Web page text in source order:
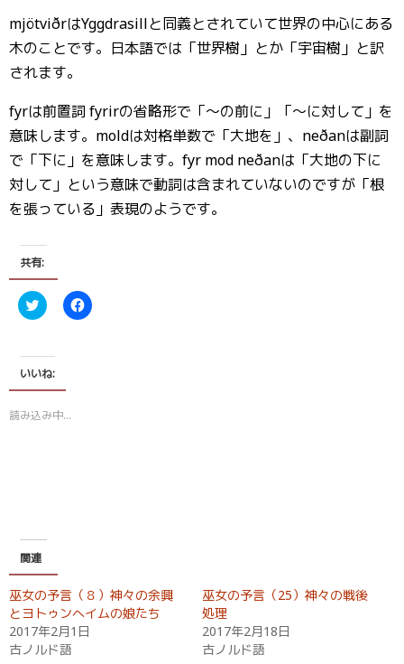
mjötviðrはYggdrasillと同義とされていて世界の中心にある
木のことです。日本語では「世界樹」とか「宇宙樹」と訳
されます。
fyrは前置詞 fyrirの省略形で「〜の前に」「〜に対して」を
意味します。moldは対格単数で「大地を」、neðanは副詞
で「下に」を意味します。fyr mod neðanは「大地の下に
対して」という意味で動詞は含まれていないのですが「根
を張っている」表現のようです。
共有:
ク
リ
て
T
i
t
t
ウ
ン
ド
で
き
ま
す
)
F
a
(
新
し
い
いいね:
読み込み中…
関連
巫女の予言（８）神々の余興
とヨトゥンへイムの娘たち
2017年2月1日
古ノルド語
巫女の予言（25）神々の戦後
処理
2017年2月18日
古ノルド語